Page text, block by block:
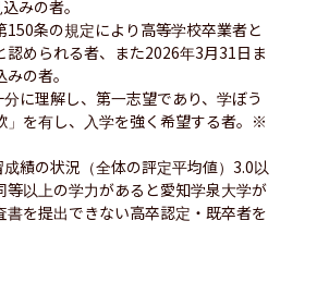
みの者。
条の規定により高等学校卒業者と
認められる者、また2026年3月31日ま
の者。
に理解し、第一志望であり、学ぼう
」を有し、入学を強く希望する者。※
績の状況（全体の評定平均値）3.0以
等以上の学力があると愛知学泉大学が
書を提出できない高卒認定・既卒者を